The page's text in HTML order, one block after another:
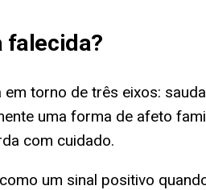
falecida?
torno de três eixos:
uma forma de afeto
com cuidado.
um sinal positivo